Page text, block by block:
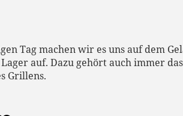
Tag machen wir es uns auf dem
auf. Dazu gehört auch immer
Grillens.